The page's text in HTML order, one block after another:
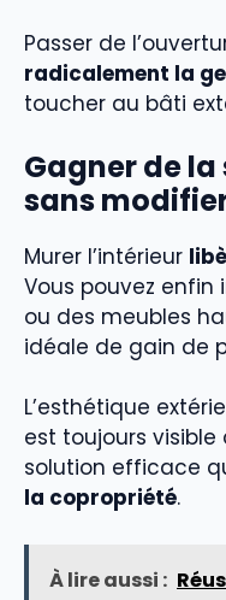
Passer de
radicalement la
toucher au bâti
Gagner de
sans
Murer l’intérieur
Vous pouvez
ou des meubles
idéale de gain de
L’esthétique
est toujours visible
solution efficace
la copropriété.
À lire aussi :